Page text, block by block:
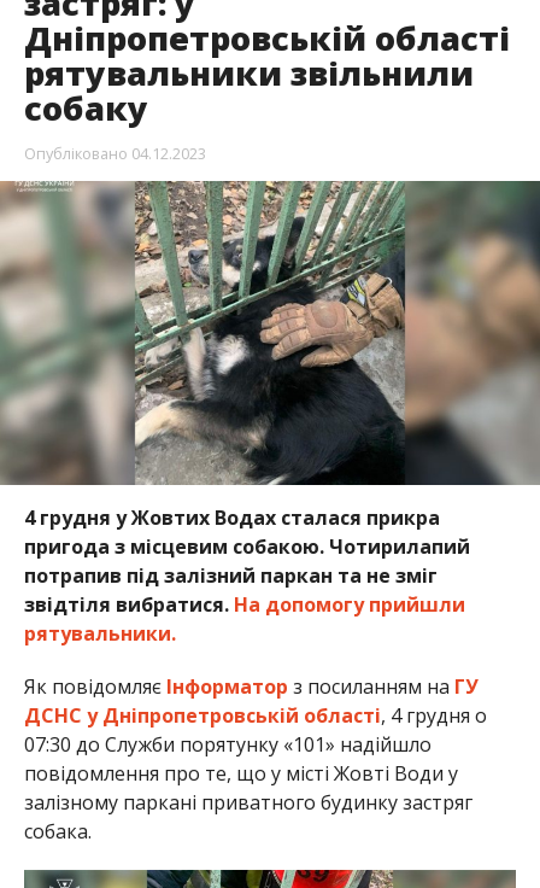
Дніпропетровській області
рятувальники звільнили
собаку
Опубліковано 04.12.2023
4 грудня у Жовтих Водах сталася прикра
пригода з місцевим собакою. Чотирилапий
потрапив під залізний паркан та не зміг
звідтіля вибратися. На допомогу прийшли
рятувальники.
Як повідомляєІнформатор з посиланням на ГУ
ДСНС у Дніпропетровській області, 4 грудня о
07:30 до Служби порятунку «101» надійшло
повідомлення про те, що у місті Жовті Води у
залізному паркані приватного будинку застряг
собака.